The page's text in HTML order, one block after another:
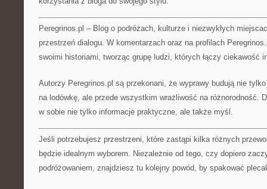
Peregrinos.pl – Blog o podróżach, kulturze i niezwykłych
przestrzeń dialogu. W komentarzach oraz na profilach
swoimi historiami, tworząc grupę ludzi, których łączy ciekawość
Autorzy Peregrinos.pl są przekonani, że wyprawy budują nie
na lodówkę, ale przede wszystkim wrażliwość na różnorodność.
w sobie nie tylko informacje praktyczne, ale także myśl.
Jeśli potrzebujesz przestrzeni, które zastąpi kilka różnych
będzie idealnym wyborem. Niezależnie od tego, czy dopiero
podróżowaniem, znajdziesz tu kolejny powód, by spakować